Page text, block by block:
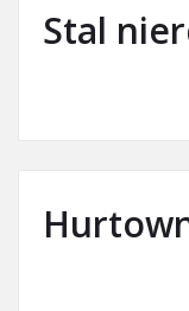
Stal